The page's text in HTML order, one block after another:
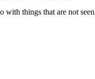
with things that are not